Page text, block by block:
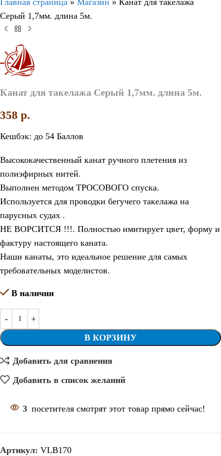
Главная страница » Магазин » Канат для такелажа
Серый 1,7мм. длина 5м.
Канат для такелажа Серый 1,7мм. длина 5м.
358 p.
Кешбэк: до 54 Баллов
Высококачественный канат ручного плетения из
полиэфирных нитей.
Выполнен методом ТРОСОВОГО спуска.
Используется для проводки бегучего такелажа на
парусных судах .
НЕ ВОРСИТСЯ !!!. Полностью имитирует цвет, форму и
фактуру настоящего каната.
Наши канаты, это идеальное решение для самых
требовательных моделистов.
В наличии
В КОРЗИНУ
Добавить для сравнения
Добавить в список желаний
3 посетителя смотрят этот товар прямо сейчас!
Артикул: VLB170